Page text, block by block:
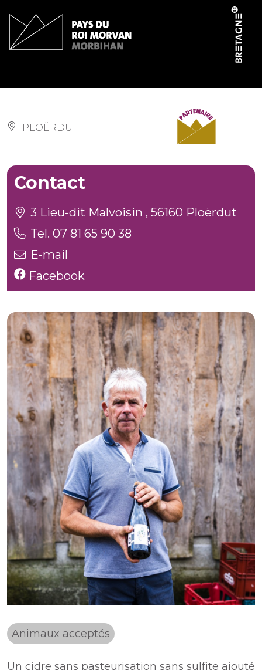
PLOËRDUT
Animaux acceptés
Un cidre sans pasteurisation sans sulfite ajouté
Contact
3 Lieu-dit Malvoisin , 56160 Ploërdut
Tel. 07 81 65 90 38
E-mail
Facebook